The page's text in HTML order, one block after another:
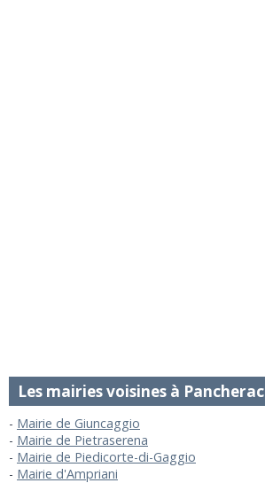
Les mairies voisines à
Mairie de Giuncaggio
Mairie de Pietraserena
Mairie de Piedicorte-di-Gaggio
Mairie d'Ampriani